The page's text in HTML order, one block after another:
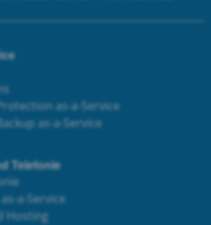
as-a-Service
as-a-Service
Telefonie
a-Service
Hosting